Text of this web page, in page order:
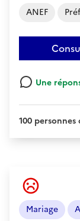
ANEF
Une
100
l'usager
:
Mariage